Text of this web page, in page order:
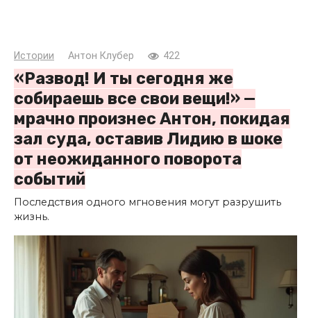
Истории Антон Клубер 422
«Развод! И ты сегодня же
собираешь все свои вещи!» —
мрачно произнес Антон, покидая
зал суда, оставив Лидию в шоке
от неожиданного поворота
событий
Последствия одного мгновения могут разрушить
жизнь.